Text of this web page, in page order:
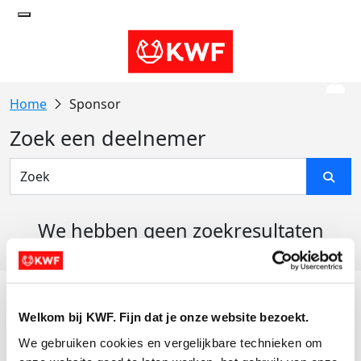
Welkom bij KWF. Fijn dat je onze website bezoekt.
We gebruiken cookies en vergelijkbare technieken om
Sponsor
Zoek een deelnemer
We hebben geen zoekresultaten
Actiematerialen
Evenementen